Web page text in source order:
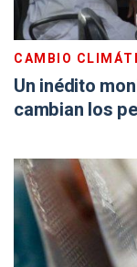
CAMBIO
Un inédito
cambian los